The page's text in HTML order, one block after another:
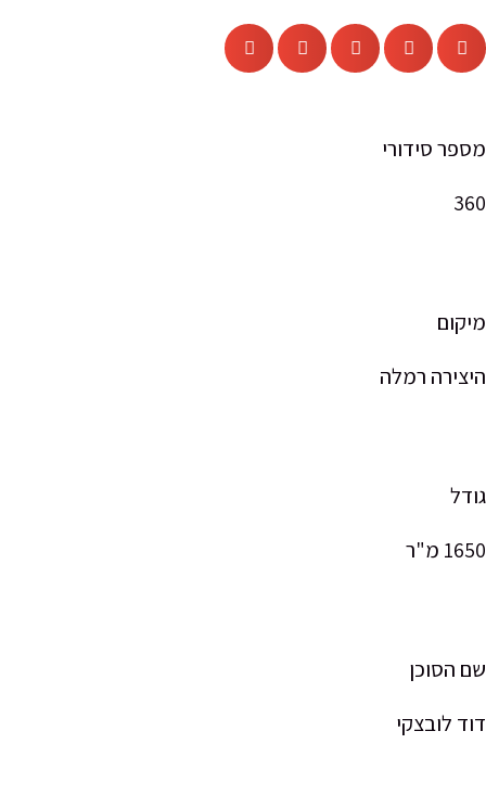
סידורי
רמלה